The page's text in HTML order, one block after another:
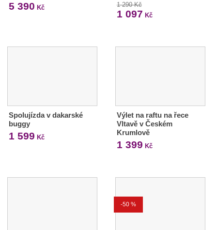
5 390 Kč 1 290 Kč
1 097 Kč
Spolujízda v dakarské
buggy
1 599 Kč
Výlet na raftu na řece
Vltavě v Českém
Krumlově
1 399 Kč
-50 %